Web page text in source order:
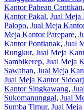
Kantor Pabean Cantikan,
Kantor Pakal, Jual Meja
Palopo, Jual Meja
Meja Kantor Parepare,
Kantor Pontianak, Jual
Rungkut, Jual Meja
Sambikerep, Jual Meja
Sawahan, Jual Meja
Jual Meja Kantor
Kantor Singkawang,
Sukomanunggal, Jual
Sumba Timur, Jual Meja